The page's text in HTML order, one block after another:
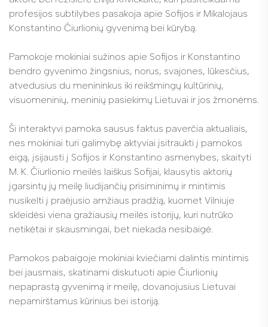
profesijos subtilybes pasakoja apie Sofijos ir Mikalojaus
Konstantino Čiurlionių gyvenimą bei kūrybą.
Pamokoje mokiniai sužinos apie Sofijos ir Konstantino
bendro gyvenimo žingsnius, norus, svajones, lūkesčius,
atvedusius du menininkus iki reikšmingų kultūrinių,
visuomeninių, meninių pasiekimų Lietuvai ir jos žmonėms.
Ši interaktyvi pamoka sausus faktus paverčia aktualiais,
nes mokiniai turi galimybę aktyviai įsitraukti į pamokos
eigą, įsijausti į Sofijos ir Konstantino asmenybes, skaityti
M. K. Čiurlionio meilės laiškus Sofijai, klausytis aktorių
įgarsintų jų meilę liudijančių prisiminimų ir mintimis
nusikelti į praėjusio amžiaus pradžią, kuomet Vilniuje
skleidėsi viena gražiausių meilės istorijų, kuri nutrūko
netikėtai ir skausmingai, bet niekada nesibaigė.
Pamokos pabaigoje mokiniai kviečiami dalintis mintimis
bei jausmais, skatinami diskutuoti apie Čiurlionių
nepaprastą gyvenimą ir meilę, dovanojusius Lietuvai
nepamirštamus kūrinius bei istoriją.